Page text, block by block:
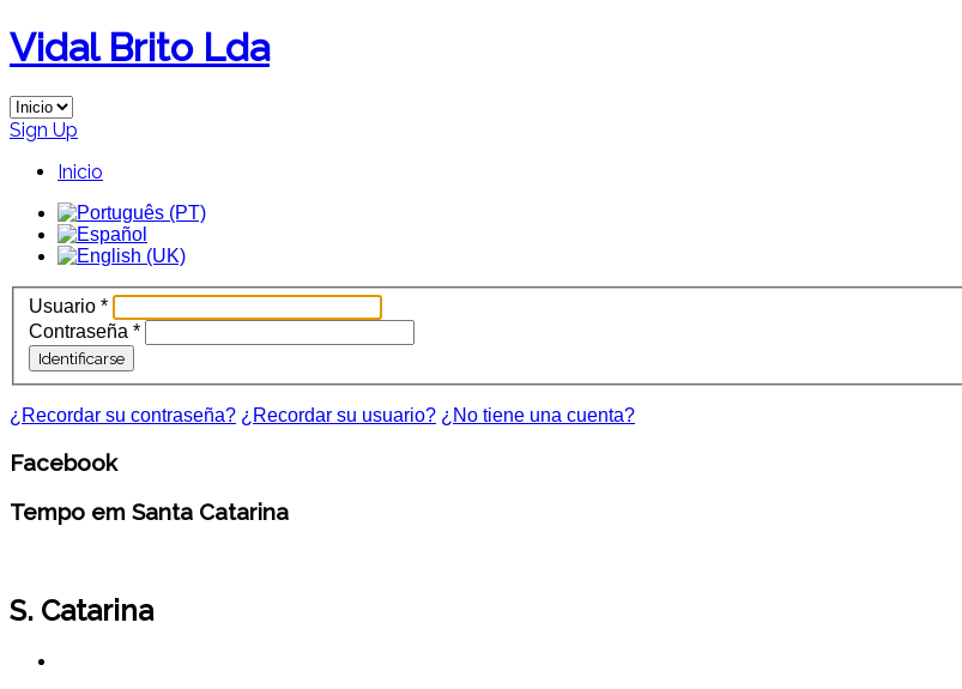
Vidal Brito Lda
Sign Up
Inicio
Usuario *
Contraseña *
Identificarse
¿Recordar su contraseña? ¿Recordar su usuario? ¿No tiene una cuenta?
Facebook
Tempo em Santa Catarina
S. Catarina